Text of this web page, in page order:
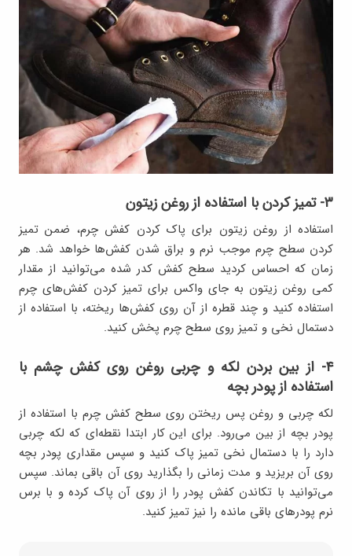
۳- تمیز کردن با استفاده از روغن زیتون
استفاده از روغن زیتون برای پاک کردن کفش چرم، ضمن تمیز
کردن سطح چرم موجب نرم و براق شدن کفش‌ها خواهد شد. هر
زمان که احساس کردید سطح کفش کدر شده می‌توانید از مقدار
کمی روغن زیتون به جای واکس برای تمیز کردن کفش‌های چرم
استفاده کنید و چند قطره از آن روی کفش‌ها ریخته، با استفاده از
دستمال نخی و تمیز روی سطح چرم پخش کنید.
۴- از بین بردن لکه و چربی روغن روی کفش چشم با
استفاده از پودر بچه
لکه چربی و روغن پس ریختن روی سطح کفش چرم با استفاده از
پودر بچه از بین می‌رود. برای این کار ابتدا نقطه‌ای که لکه چربی
دارد را با دستمال نخی تمیز پاک کنید و سپس مقداری پودر بچه
روی آن بریزید و مدت زمانی را بگذارید روی آن باقی بماند. سپس
می‌توانید با تکاندن کفش پودر را از روی آن پاک کرده و با برس
نرم پودرهای باقی مانده را نیز تمیز کنید.